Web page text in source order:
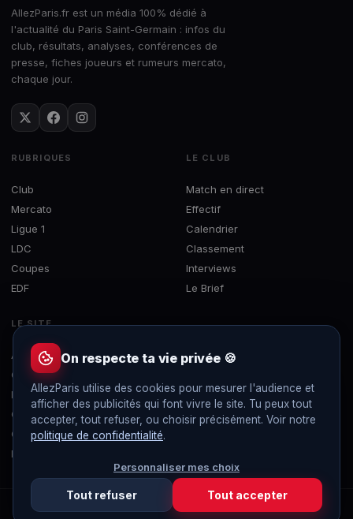
AllezParis.fr est un média 100% dédié à
l'actualité du Paris Saint-Germain : infos du
club, résultats, analyses, conférences de
presse, fiches joueurs et rumeurs mercato,
chaque jour.
RUBRIQUES
Club
Mercato
Ligue 1
LDC
Coupes
EDF
LE CLUB
Match en direct
Effectif
Calendrier
Classement
Interviews
Le Brief
LE SITE
À propos
Contact
Mentions légales
Confidentialité
Gérer les cookies
Flux RSS
© 2019-2026 AllezParis — Tous droits réservés
On respecte ta vie privée 🍪
AllezParis utilise des cookies pour mesurer l'audience et
afficher des publicités qui font vivre le site. Tu peux tout
accepter, tout refuser, ou choisir précisément. Voir notre
politique de confidentialité.
Personnaliser mes choix
Tout refuser Tout accepter